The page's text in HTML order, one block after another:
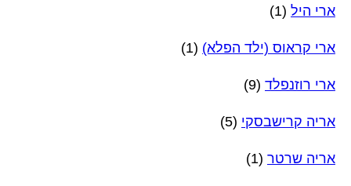
ארי היל (1)
ארי קראוס (ילד הפלא) (1)
ארי רוזנפלד (9)
אריה קרישבסקי (5)
אריה שרטר (1)